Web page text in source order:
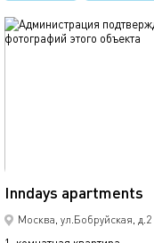
Inndays apartments
Москва, ул.Бобруйская, д.2